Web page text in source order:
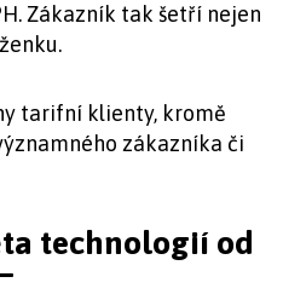
Zákazník tak šetří nejen
tarifní klienty, kromě
zákazníka či
technologií od